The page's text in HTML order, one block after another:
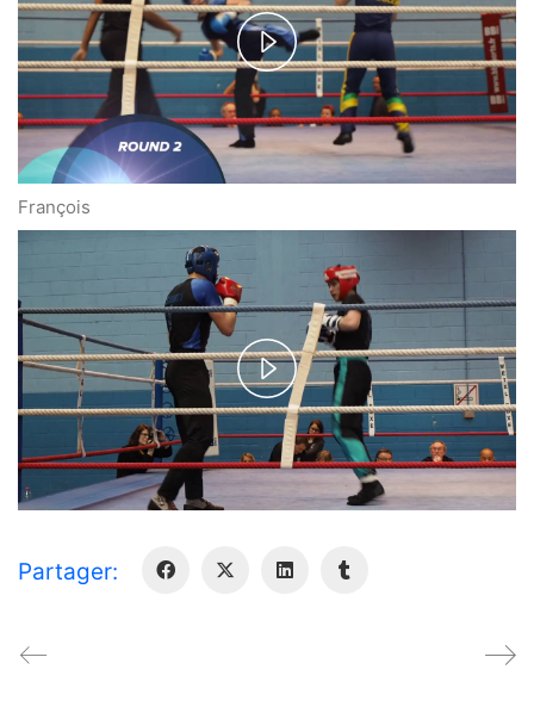
Play
Video
François
Play
Video
Partager: